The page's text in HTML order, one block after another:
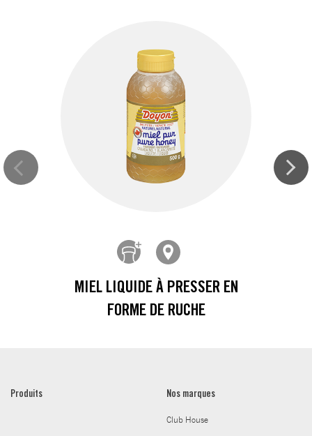
MIEL LIQUIDE À PRESSER EN
FORME DE RUCHE
Produits Nos marques
Club House